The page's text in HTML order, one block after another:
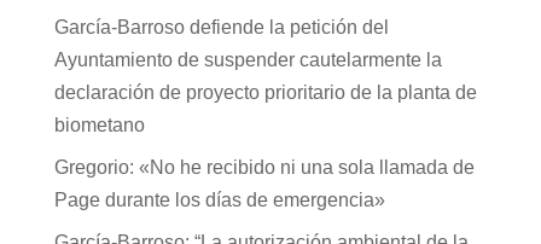
García-Barroso defiende la petición del
Ayuntamiento de suspender cautelarmente la
declaración de proyecto prioritario de la planta de
biometano
Gregorio: «No he recibido ni una sola llamada de
Page durante los días de emergencia»